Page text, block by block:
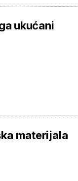
ukućani
materijala